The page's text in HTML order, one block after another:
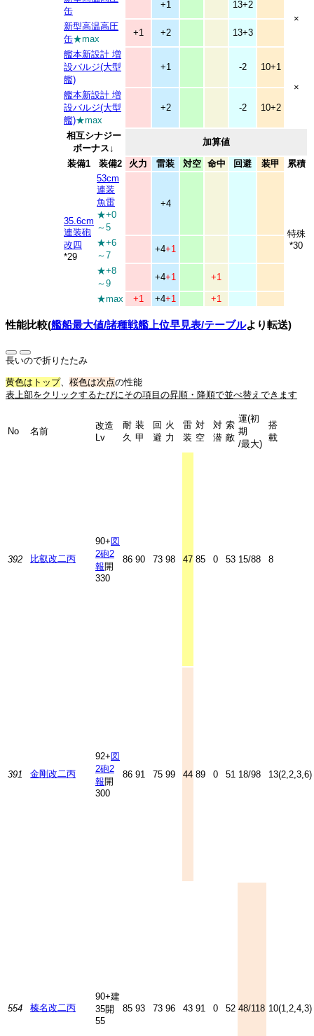
缶
+1
13+2
×
新型高温高圧
缶★max
+1 +2 13+3
艦本新設計 増
設バルジ(大型
艦)
+1 -2
10+1
×
艦本新設計 増
設バルジ(大型
艦)★max
+2 -2 10+2
相互シナジー
ボーナス↓
加算値
装備1 装備2 火力 雷装 対空 命中 回避 装甲 累積
35.6cm
連装砲
改四
*29
53cm
連装
魚雷
★+0
～5
+4
特殊
*30
★+6
～7
+4+1
★+8
～9
+4+1 +1
★max +1 +4+1 +1
性能比較(艦船最大値/諸種戦艦上位早見表/テーブルより転送)
長いので折りたたみ
黄色はトップ、 桜色は次点の性能
表上部をクリックするたびにその項目の昇順・降順で並べ替えできます
No 名前
改造
Lv
耐
久
装
甲
回
避
火
力
雷
装
対
空
対
潜
索
敵
運(初
期
/最大)
搭
載
392 比叡改二丙
90+図
2砲2
報開
330
86 90 73 98 47 85 0 53 15/88 8
391 金剛改二丙
92+図
2砲2
報開
300
86 91 75 99 44 89 0 51 18/98 13(2,2,3,6)
554 榛名改二丙
90+建
35開
55
85 93 73 96 43 91 0 52 48/118 10(1,2,4,3)